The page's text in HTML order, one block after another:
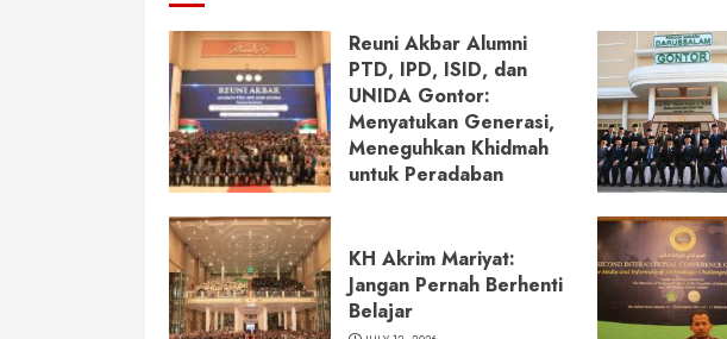
Reuni Akbar Alumni
PTD, IPD, ISID, dan
UNIDA Gontor:
Menyatukan Generasi,
Meneguhkan Khidmah
untuk Peradaban
KH Akrim Mariyat:
Jangan Pernah Berhenti
Belajar